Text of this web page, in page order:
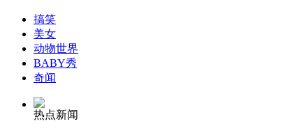
无痛分娩是否安全 医生回应
外交部：反对强权政治霸凌主义
搞笑
美女
动物世界
BABY秀
奇闻
热点新闻